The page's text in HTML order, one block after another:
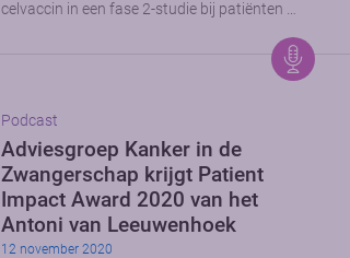
celvaccin in een fase 2-studie bij patiënten …
Podcast
Adviesgroep Kanker in de
Zwangerschap krijgt Patient
Impact Award 2020 van het
Antoni van Leeuwenhoek
12 november 2020